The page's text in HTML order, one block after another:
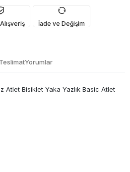
İade ve Değişim
Yorumlar
Atlet Bisiklet Yaka Yazlık Basic Atlet